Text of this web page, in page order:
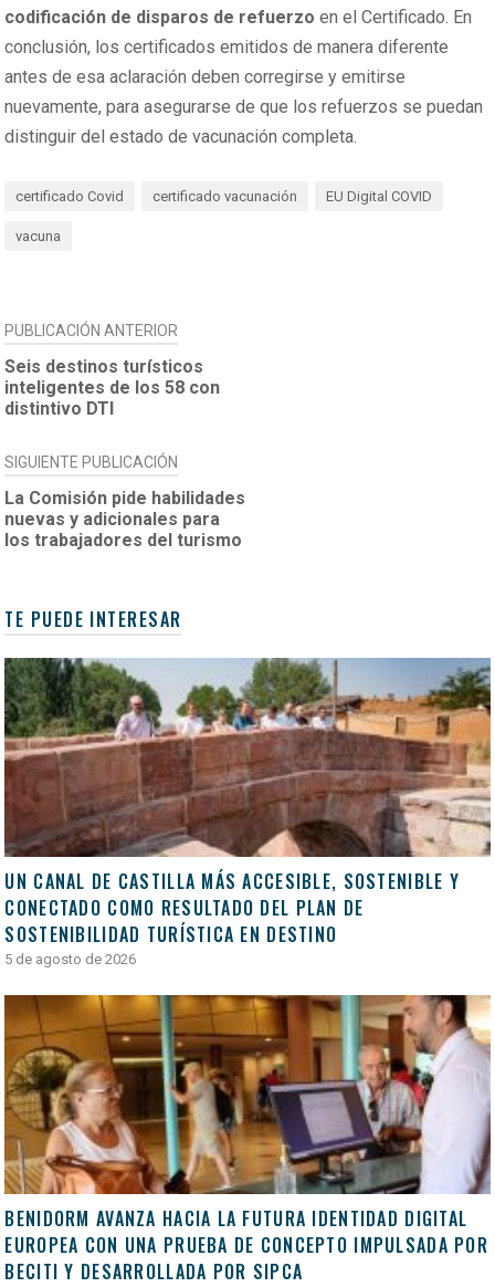
codificación de disparos de refuerzo en el Certificado. En
conclusión, los certificados emitidos de manera diferente
antes de esa aclaración deben corregirse y emitirse
nuevamente, para asegurarse de que los refuerzos se puedan
distinguir del estado de vacunación completa.
certificado Covid certificado vacunación EU Digital COVID
vacuna
NAVEGACIÓN
DE
ENTRADAS
PUBLICACIÓN ANTERIOR
Seis destinos turísticos
inteligentes de los 58 con
distintivo DTI
SIGUIENTE PUBLICACIÓN
La Comisión pide habilidades
nuevas y adicionales para
los trabajadores del turismo
TE PUEDE INTERESAR
UN CANAL DE CASTILLA MÁS ACCESIBLE, SOSTENIBLE Y
CONECTADO COMO RESULTADO DEL PLAN DE
SOSTENIBILIDAD TURÍSTICA EN DESTINO
5 de agosto de 2026
BENIDORM AVANZA HACIA LA FUTURA IDENTIDAD DIGITAL
EUROPEA CON UNA PRUEBA DE CONCEPTO IMPULSADA POR
BECITI Y DESARROLLADA POR SIPCA